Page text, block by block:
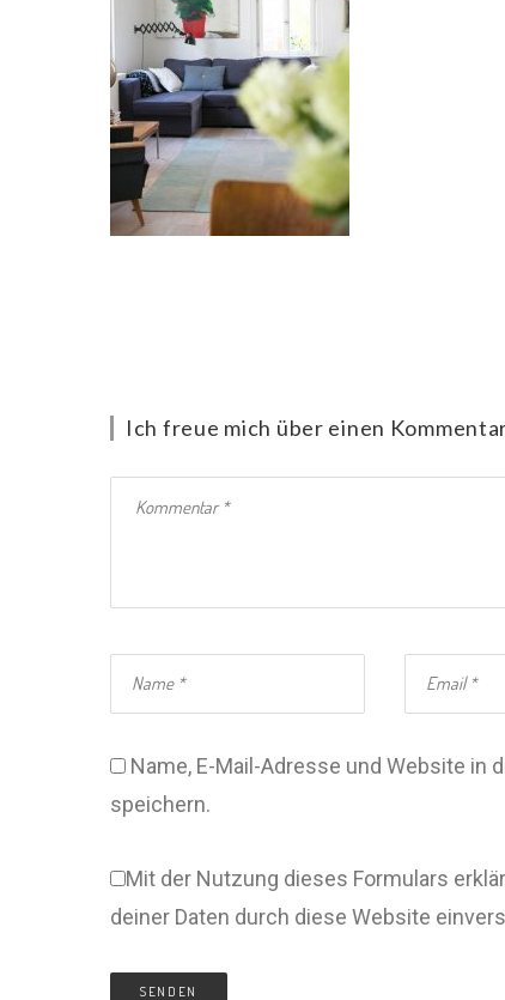
Ich freue mich über einen
Name, E-Mail-Adresse und Website
speichern.
Mit der Nutzung dieses Formulars
deiner Daten durch diese Website